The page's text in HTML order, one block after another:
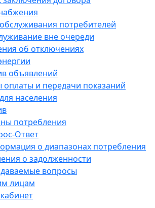
потребителей
вне очереди
об отключениях
объявлений
оплаты и передачи показаний
населения
потребления
Ответ
о диапазонах потребления
о задолженности
вопросы
лицам